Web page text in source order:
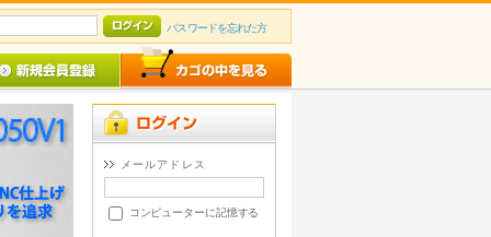
パスワードを忘れた方
メールアドレス
コンピューターに記憶する